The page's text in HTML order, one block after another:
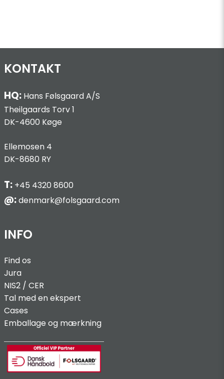
KONTAKT
HQ: Hans Følsgaard A/S
Theilgaards Torv 1
DK-4600 Køge
Ellemosen 4
DK-8680 RY
T: +45 4320 8600
@:denmark@folsgaard.com
INFO
Find os
Jura
NIS2 / CER
Tal med en ekspert
Cases
Emballage og mærkning